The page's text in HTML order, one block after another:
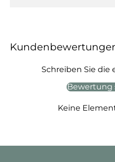
Schreiben Sie die
Bewertung
Keine